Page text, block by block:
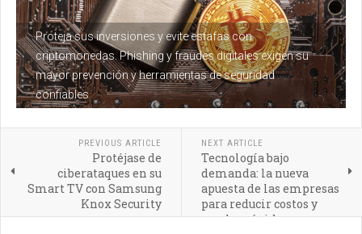
Proteja sus inversiones y evite estafas con
criptomonedas. Phishing y fraudes digitales exigen su
mayor prevención y herramientas de seguridad
confiables
PREVIOUS ARTICLE
Protéjase de
ciberataques en su
Smart TV con Samsung
Knox Security
NEXT ARTICLE
Tecnología bajo
demanda: la nueva
apuesta de las empresas
para reducir costos y
escalar rápido